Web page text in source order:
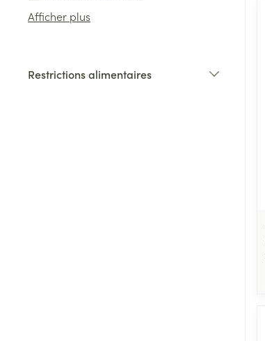
Afficher plus
Restrictions alimentaires